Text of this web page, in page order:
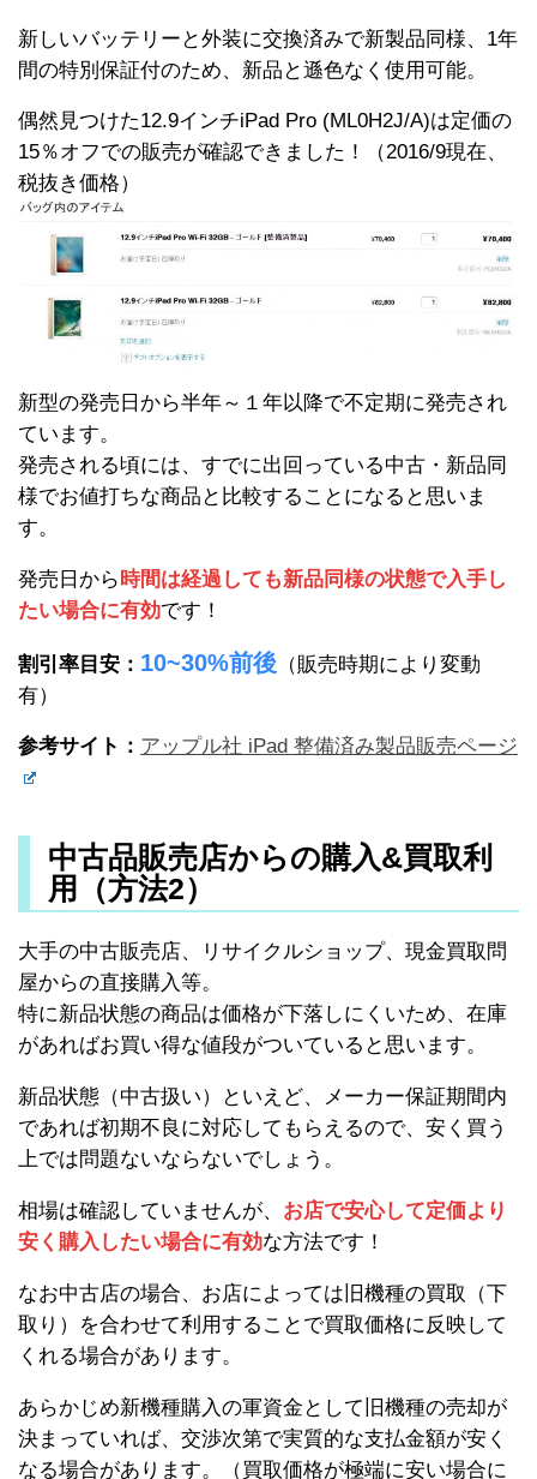
新しいバッテリーと外装に交換済みで新製品同様、1年
間の特別保証付のため、新品と遜色なく使用可能。
偶然見つけた12.9インチiPad Pro (ML0H2J/A)は定価の
15％オフでの販売が確認できました！（2016/9現在、
税抜き価格）
新型の発売日から半年～１年以降で不定期に発売され
ています。
発売される頃には、すでに出回っている中古・新品同
様でお値打ちな商品と比較することになると思いま
す。
発売日から 時間は経過しても新品同様の状態で入手し
たい場合に有効です！
割引率目安： 10~30%前後 （販売時期により変動
有）
参考サイト： アップル社 iPad 整備済み製品販売ページ
中古品販売店からの購入&買取利
用（方法2）
大手の中古販売店、リサイクルショップ、現金買取問
屋からの直接購入等。
特に新品状態の商品は価格が下落しにくいため、在庫
があればお買い得な値段がついていると思います。
新品状態（中古扱い）といえど、メーカー保証期間内
であれば初期不良に対応してもらえるので、安く買う
上では問題ないならないでしょう。
相場は確認していませんが、 お店で安心して定価より
安く購入したい場合に有効な方法です！
なお中古店の場合、お店によっては旧機種の買取（下
取り）を合わせて利用することで買取価格に反映して
くれる場合があります。
あらかじめ新機種購入の軍資金として旧機種の売却が
決まっていれば、交渉次第で実質的な支払金額が安く
なる場合があります。（買取価格が極端に安い場合に